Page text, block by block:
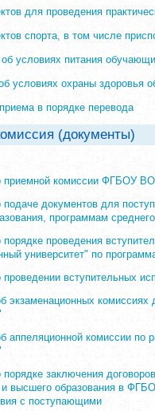
для проведения
спорта, в том числе
условиях питания
условиях охраны здоровья
в порядке перевода
(документы)
приемной комиссии ФГБОУ ВО
подаче документов для
программам
порядке проведения
университет" по
вступительных
экзаменационных
аппеляционной комиссии по
заключения
и высшего образования в
с поступающими